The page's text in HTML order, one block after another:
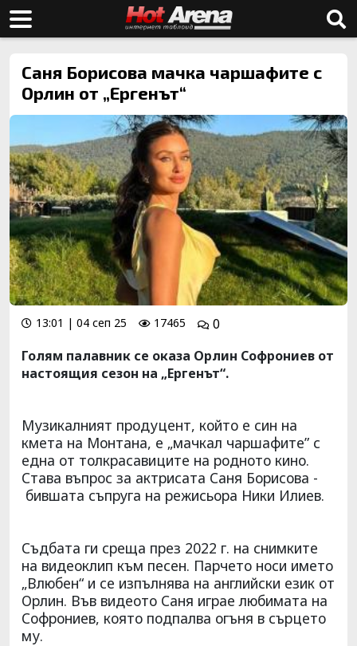
Саня Борисова мачка чаршафите с
Орлин от „Ергенът“
13:01 | 04 сеп 25 17465
0
Голям палавник се оказа Орлин Софрониев от
настоящия сезон на „Ергенът“.
Музикалният продуцент, който е син на
кмета на Монтана, е „мачкал чаршафите” с
една от толкрасавиците на родното кино.
Става въпрос за актрисата Саня Борисова -
бившата съпруга на режисьора Ники Илиев.
Съдбата ги среща през 2022 г. на снимките
на видеоклип към песен. Парчето носи името
„Влюбен“ и се изпълнява на английски език от
Орлин. Във видеото Саня играе любимата на
Софрониев, която подпалва огъня в сърцето
му.